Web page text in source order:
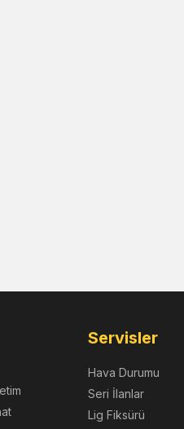
Servisler
Hava Durumu
Seri İlanlar
Lig Fiksürü